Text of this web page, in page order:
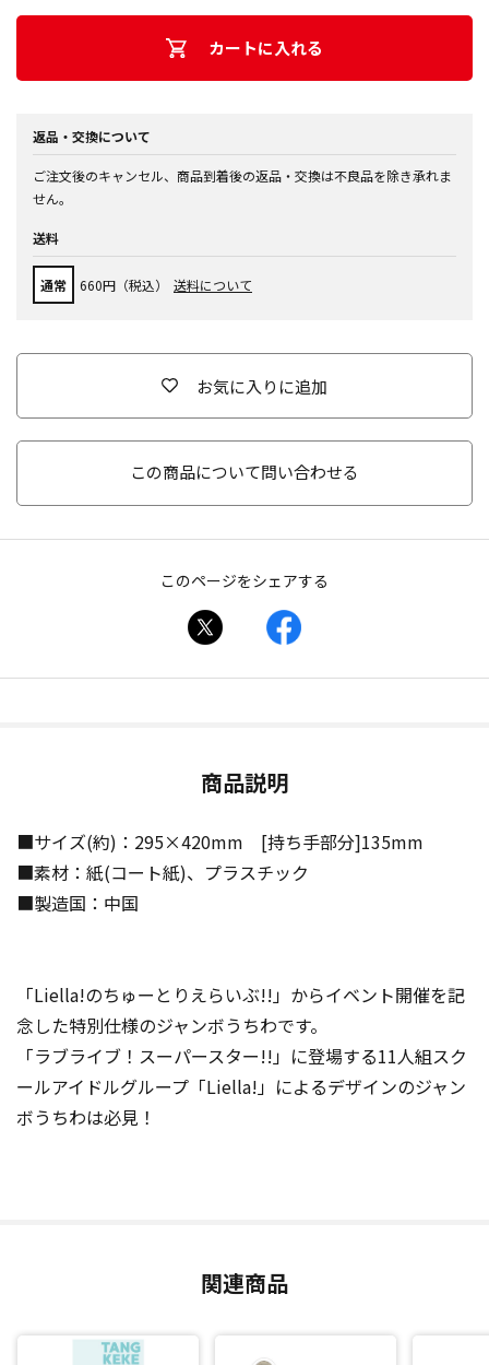
カートに入れる
返品・交換について
ご注文後のキャンセル、商品到着後の返品・交換は不良品を除き承れま
せん。
送料
通常 660円（税込） 送料について
お気に入りに追加
この商品について問い合わせる
このページをシェアする
商品説明
■サイズ(約)：295×420mm [持ち手部分]135mm
■素材：紙(コート紙)、プラスチック
■製造国：中国
「Liella!のちゅーとりえらいぶ!!」からイベント開催を記
念した特別仕様のジャンボうちわです。
「ラブライブ！スーパースター!!」に登場する11人組スク
ールアイドルグループ「Liella!」によるデザインのジャン
ボうちわは必見！
関連商品